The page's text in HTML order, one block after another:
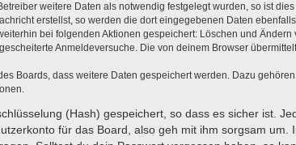
weitere Daten als notwendig festgelegt wurden, so ist
erstellst, so werden die dort eingegebenen Daten
bei folgenden Aktionen gespeichert: Löschen und
Anmeldeversuche. Die von deinem Browser
Boards, dass weitere Daten gespeichert werden. Dazu
(Hash) gespeichert, so dass es sicher ist.
für das Board, also geh mit ihm sorgsam